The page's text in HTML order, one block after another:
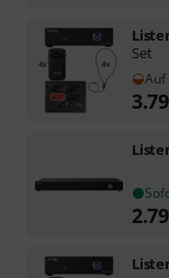
Set
Auf